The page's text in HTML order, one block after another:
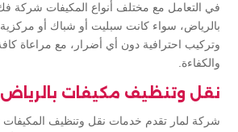
في التعامل مع مختلف أنواع المكيفات شركة
بالرياض، سواء كانت سبليت أو شباك أو
وتركيب احترافية دون أي أضرار، مع مراعاة
والكفاءة.
نقل وتنظيف مكيفات بالرياض
شركة لمار تقدم خدمات نقل وتنظيف